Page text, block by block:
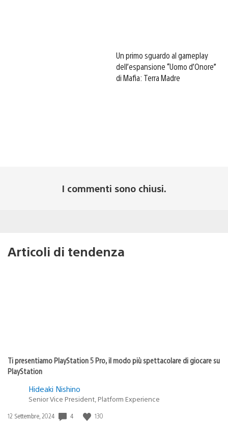
Un primo sguardo al gameplay
dell’espansione “Uomo d’Onore”
di Mafia: Terra Madre
I commenti sono chiusi.
Articoli di tendenza
Ti presentiamo PlayStation 5 Pro, il modo più spettacolare di giocare su
PlayStation
Hideaki Nishino
Senior Vice President, Platform Experience
Data
12 Settembre, 2024 4 130